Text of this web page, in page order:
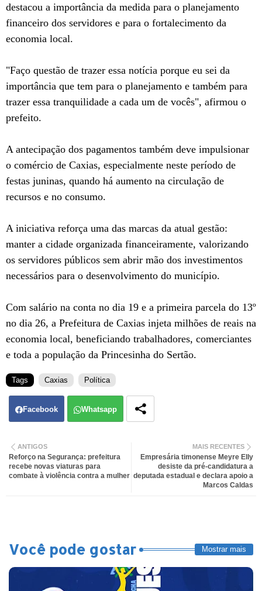
destacou a importância da medida para o planejamento
financeiro dos servidores e para o fortalecimento da
economia local.
"Faço questão de trazer essa notícia porque eu sei da
importância que tem para o planejamento e também para
trazer essa tranquilidade a cada um de vocês", afirmou o
prefeito.
A antecipação dos pagamentos também deve impulsionar
o comércio de Caxias, especialmente neste período de
festas juninas, quando há aumento na circulação de
recursos e no consumo.
A iniciativa reforça uma das marcas da atual gestão:
manter a cidade organizada financeiramente, valorizando
os servidores públicos sem abrir mão dos investimentos
necessários para o desenvolvimento do município.
Com salário na conta no dia 19 e a primeira parcela do 13º
no dia 26, a Prefeitura de Caxias injeta milhões de reais na
economia local, beneficiando trabalhadores, comerciantes
e toda a população da Princesinha do Sertão.
Tags Caxias Política
Facebook Whatsapp
MAIS RECENTES
Empresária timonense Meyre Elly
desiste da pré-candidatura a
deputada estadual e declara apoio a
Marcos Caldas
ANTIGOS
Reforço na Segurança: prefeitura
recebe novas viaturas para
combate à violência contra a mulher
Você pode gostar Mostrar mais